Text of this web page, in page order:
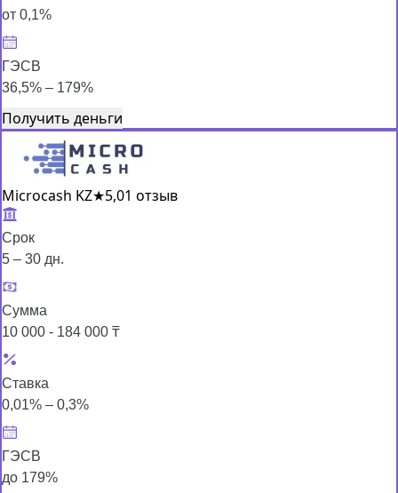
от 0,1%
ГЭСВ
36,5% – 179%
Получить деньги
Microcash KZ★5,01 отзыв
Срок
5 – 30 дн.
Сумма
10 000 - 184 000 ₸
Ставка
0,01% – 0,3%
ГЭСВ
до 179%